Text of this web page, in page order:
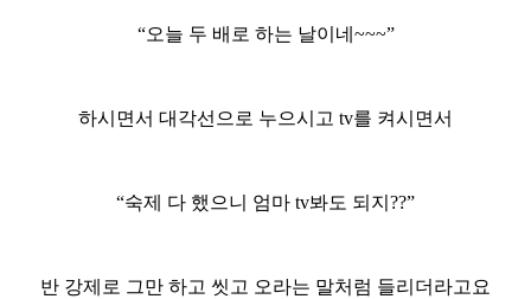
“오늘 두 배로 하는 날이네~~~”
하시면서 대각선으로 누으시고 tv를 켜시면서
“숙제 다 했으니 엄마 tv봐도 되지??”
반 강제로 그만 하고 씻고 오라는 말처럼 들리더라고요